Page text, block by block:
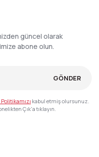
güncel olarak
abone olun.
GÖNDER
kabul etmiş olursunuz.
Çık'a tıklayın.